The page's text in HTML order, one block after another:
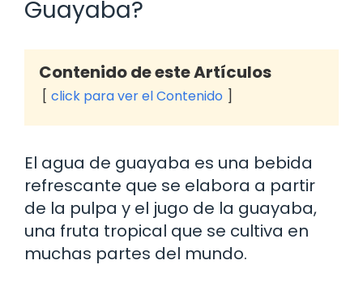
Guayaba?
Contenido de este Artículos
click para ver el Contenido
El agua de guayaba es una bebida
refrescante que se elabora a partir
de la pulpa y el jugo de la guayaba,
una fruta tropical que se cultiva en
muchas partes del mundo.